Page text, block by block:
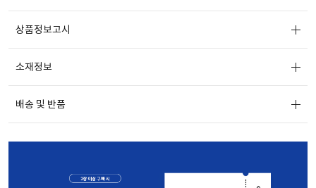
상품정보고시
소재정보
배송 및 반품